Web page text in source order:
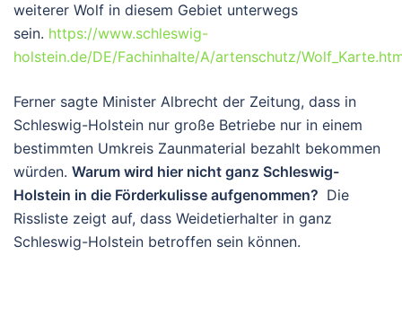
weiterer Wolf in diesem Gebiet unterwegs
sein. https://www.schleswig-
holstein.de/DE/Fachinhalte/A/artenschutz/
Ferner sagte Minister Albrecht der Zeitung, dass in
Schleswig-Holstein nur große Betriebe nur in einem
bestimmten Umkreis Zaunmaterial bezahlt bekommen
würden. Warum wird hier nicht ganz Schleswig-
Holstein in die Förderkulisse aufgenommen? Die
Rissliste zeigt auf, dass Weidetierhalter in ganz
Schleswig-Holstein betroffen sein können.